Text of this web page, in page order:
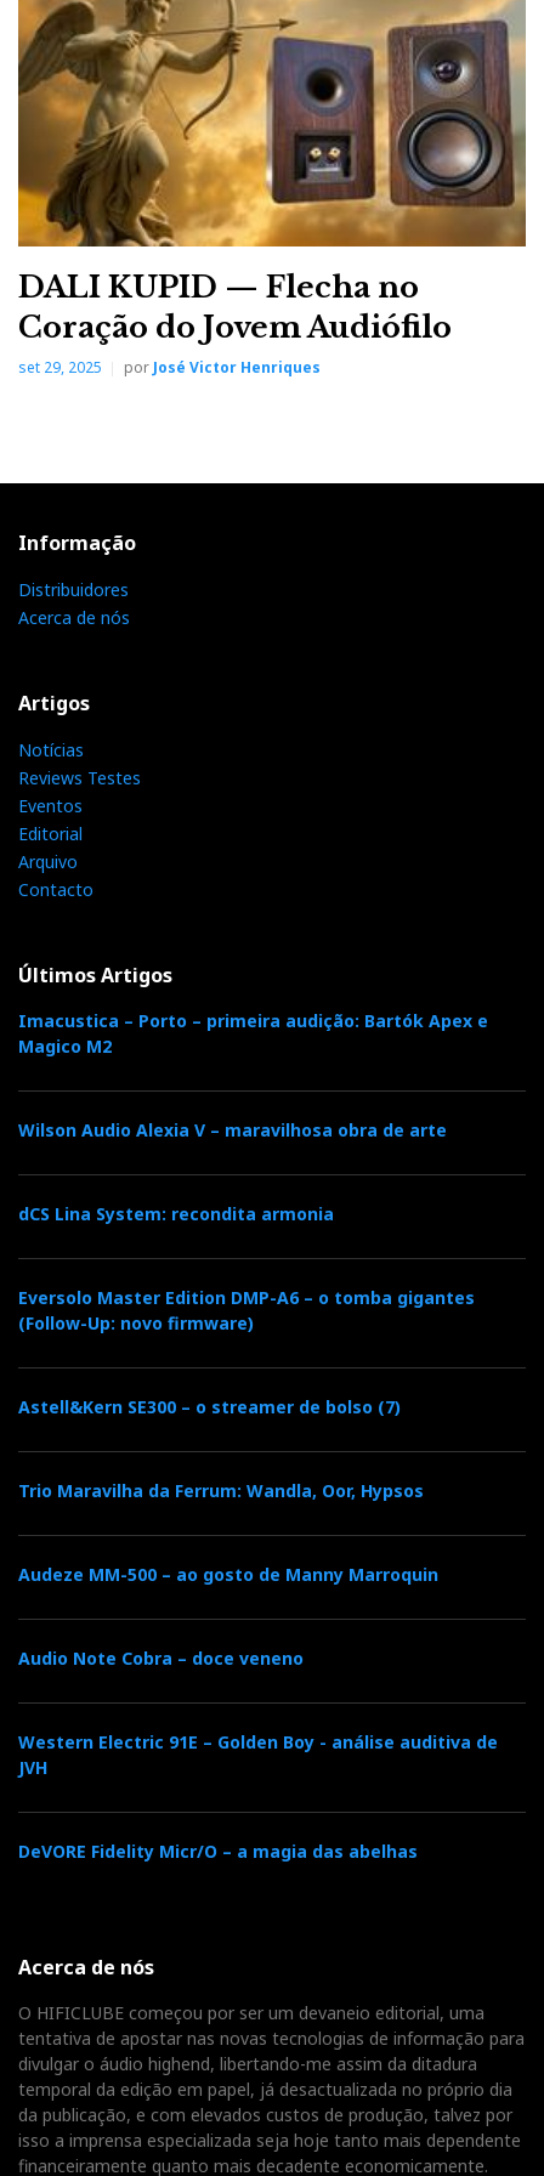
resto.
Este é o tipo de sistema que não precisa de um fogo-
de-artifício acústico para brilhar. Assim, Jorge
Mendes selecionou a faixa
‘Very Early’,de Bill
Evans. Oiçam. Está lá tudo na medida certa: o piano, o
contrabaixo, a bateria, os pratos…
SME/Soulution/YG
Gira-discos SME 35
Com apresentação de Nuno Cristina.
exibiam as YG Acoustic, marca da qual já foi diretor
de vendas para a Europa — e atualmente da SME. É
sempre um prazer falar com ele e ouvir a sua coleção
Mas, nesta circunstância, a escolha foi de Nuno
Cristina, e por isso vai ouvirThe Story of Sonny Boy
Williamson
também está lá a música. Toda.
DALI KUPID — Flecha no
Coração do Jovem Audiófilo
set 29, 2025 por José Victor Henriques
Informação
Distribuidores
Acerca de nós
Artigos
Notícias
Reviews Testes
Eventos
Editorial
Arquivo
Contacto
Últimos Artigos
Imacustica – Porto – primeira audição: Bartók Apex e
Magico M2
Wilson Audio Alexia V – maravilhosa obra de arte
dCS Lina System: recondita armonia
Eversolo Master Edition DMP-A6 – o tomba gigantes
(Follow-Up: novo firmware)
Astell&Kern SE300 – o streamer de bolso (7)
Trio Maravilha da Ferrum: Wandla, Oor, Hypsos
Audeze MM-500 – ao gosto de Manny Marroquin
Audio Note Cobra – doce veneno
Western Electric 91E – Golden Boy - análise auditiva de
JVH
DeVORE Fidelity Micr/O – a magia das abelhas
Acerca de nós
O HIFICLUBE começou por ser um devaneio editorial, uma
tentativa de apostar nas novas tecnologias de informação para
divulgar o áudio highend, libertando-me assim da ditadura
temporal da edição em papel, já desactualizada no próprio dia
da publicação, e com elevados custos de produção, talvez por
isso a imprensa especializada seja hoje tanto mais dependente
financeiramente quanto mais decadente economicamente.